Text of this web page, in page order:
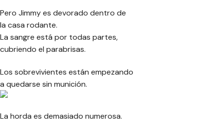
Pero Jimmy es devorado dentro de
la casa rodante.
La sangre está por todas partes,
cubriendo el parabrisas.
Los sobrevivientes están empezando
a quedarse sin munición.
La horda es demasiado numerosa.